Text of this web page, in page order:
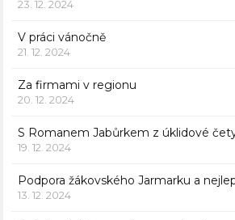
23. 12. 2024
V práci vánočně
21. 12. 2024
Za firmami v regionu
20. 12. 2024
S Romanem Jabůrkem z úklidové
19. 12. 2024
Podpora žákovského Jarmarku a
13. 12. 2024